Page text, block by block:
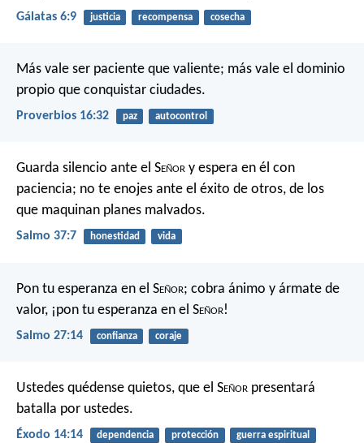
Gálatas 6:9 justicia recompensa cosecha
Más vale ser paciente que valiente; más vale el dominio
propio que conquistar ciudades.
Proverbios 16:32 paz autocontrol
Guarda silencio ante el Señor y espera en él con
paciencia; no te enojes ante el éxito de otros, de los
que maquinan planes malvados.
Salmo 37:7 honestidad vida
Pon tu esperanza en el Señor; cobra ánimo y ármate de
valor, ¡pon tu esperanza en el Señor!
Salmo 27:14 confianza coraje
Ustedes quédense quietos, que el Señor presentará
batalla por ustedes.
Éxodo 14:14 dependencia protección guerra espiritual